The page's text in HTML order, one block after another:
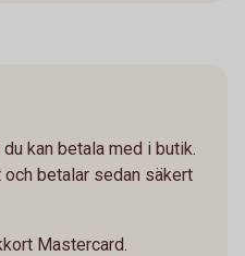
kan betala med i butik.
betalar sedan säkert
Mastercard.